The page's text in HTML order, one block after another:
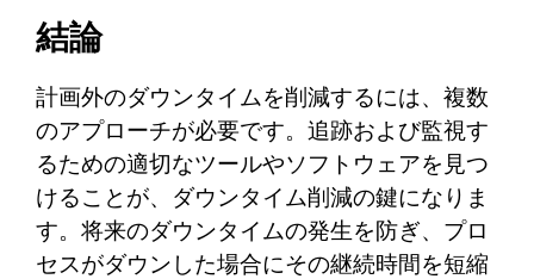
結論
計画外のダウンタイムを削減するには、複数
のアプローチが必要です。追跡および監視す
るための適切なツールやソフトウェアを見つ
けることが、ダウンタイム削減の鍵になりま
す。将来のダウンタイムの発生を防ぎ、プロ
セスがダウンした場合にその継続時間を短縮